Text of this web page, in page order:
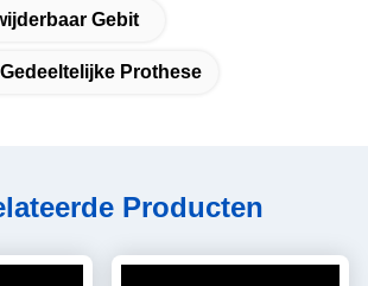
Gebit
Prothese
Producten